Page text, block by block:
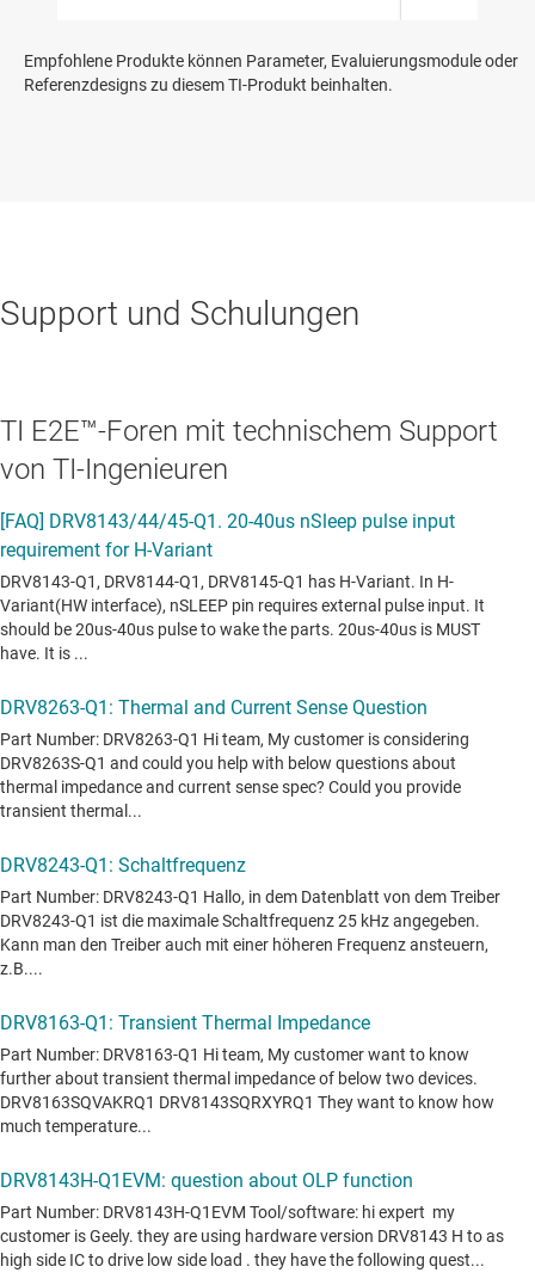
Empfohlene Produkte können Parameter, Evaluierungsmodule oder
Referenzdesigns zu diesem TI-Produkt beinhalten.
Support und Schulungen
TI E2E™-Foren mit technischem Support
von TI-Ingenieuren